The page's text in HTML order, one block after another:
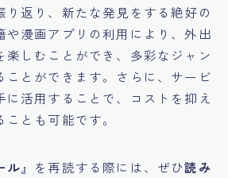
り返り、新たな発見をする絶好の
や漫画アプリの利用により、外出
楽しむことができ、多彩なジャン
ことができます。さらに、サービ
に活用することで、コストを抑え
とも可能です。
ル 』を再読する際には、ぜひ読み